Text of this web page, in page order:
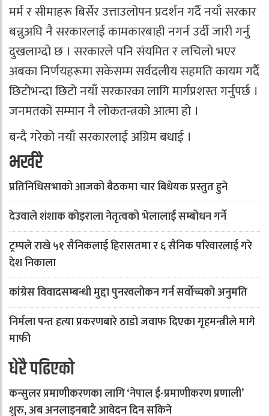
मर्म र सीमाहरू बिर्सेर उत्ताउलोपन प्रदर्शन गर्दै नयाँ सरकार
बन्नुअघि नै सरकारलाई कामकारबाही नगर्न उर्दी जारी गर्नु
दुखलाग्दो छ । सरकारले पनि संयमित र लचिलो भएर
अबका निर्णयहरूमा सकेसम्म सर्वदलीय सहमति कायम गर्दै
छिटोभन्दा छिटो नयाँ सरकारका लागि मार्गप्रशस्त गर्नुपर्छ ।
जनमतको सम्मान नै लोकतन्त्रको आत्मा हो ।
बन्दै गरेको नयाँ सरकारलाई अग्रिम बधाई ।
भर्खरै
प्रतिनिधिसभाको आजको बैठकमा चार बिधेयक प्रस्तुत हुने
देउवाले शंशाक कोइराला नेतृत्वको भेलालाई सम्बोधन गर्ने
ट्रम्पले राखे ५१ सैनिकलाई हिरासतमा र ६ सैनिक परिवारलाई गरे
देश निकाला
कांग्रेस विवादसम्बन्धी मुद्दा पुनरवलोकन गर्न सर्वोच्चको अनुमति
निर्मला पन्त हत्या प्रकरणबारे ठाडो जवाफ दिएका गृहमन्त्रीले मागे
माफी
धेरै पढिएको
कन्सुलर प्रमाणीकरणका लागि ‘नेपाल ई-प्रमाणीकरण प्रणाली’
शुरु, अब अनलाइनबाटै आवेदन दिन सकिने